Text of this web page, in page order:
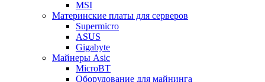
MSI
Материнские платы для серверов
Supermicro
ASUS
Gigabyte
Майнеры Asic
MicroBT
Оборудование для майнинга